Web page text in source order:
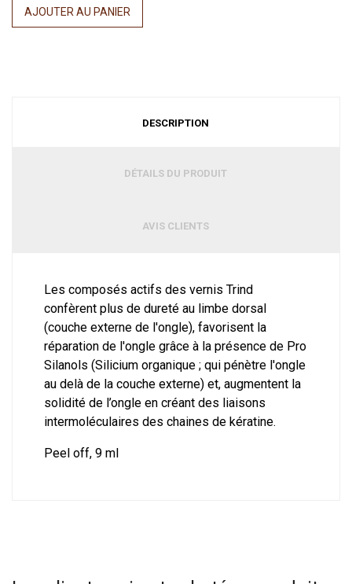
AJOUTER AU PANIER
DESCRIPTION
DÉTAILS DU PRODUIT
AVIS CLIENTS
Les composés actifs des vernis Trind
confèrent plus de dureté au limbe dorsal
(couche externe de l'ongle), favorisent la
réparation de l'ongle grâce à la présence de Pro
Silanols (Silicium organique ; qui pénètre l'ongle
au delà de la couche externe) et, augmentent la
solidité de l’ongle en créant des liaisons
intermoléculaires des chaines de kératine.
Peel off, 9 ml